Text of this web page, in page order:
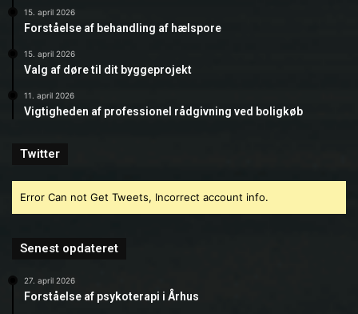
15. april 2026
Forståelse af behandling af hælspore
15. april 2026
Valg af døre til dit byggeprojekt
11. april 2026
Vigtigheden af professionel rådgivning ved boligkøb
Twitter
Error Can not Get Tweets, Incorrect account info.
Senest opdateret
27. april 2026
Forståelse af psykoterapi i Århus